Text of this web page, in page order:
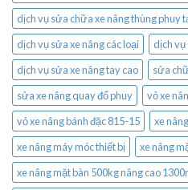
dịch vụ sửa chữa xe nâng thùng phuy
dịch vụ sửa xe nâng các loại
dịch vụ
dịch vụ sửa xe nâng tay cao
sửa
sửa xe nâng quay đổ phuy
vỏ xe
vỏ xe nâng bánh đặc 815-15
xe
xe nâng máy móc thiết bị
xe nâng
xe nâng mặt bàn 500kg nâng cao